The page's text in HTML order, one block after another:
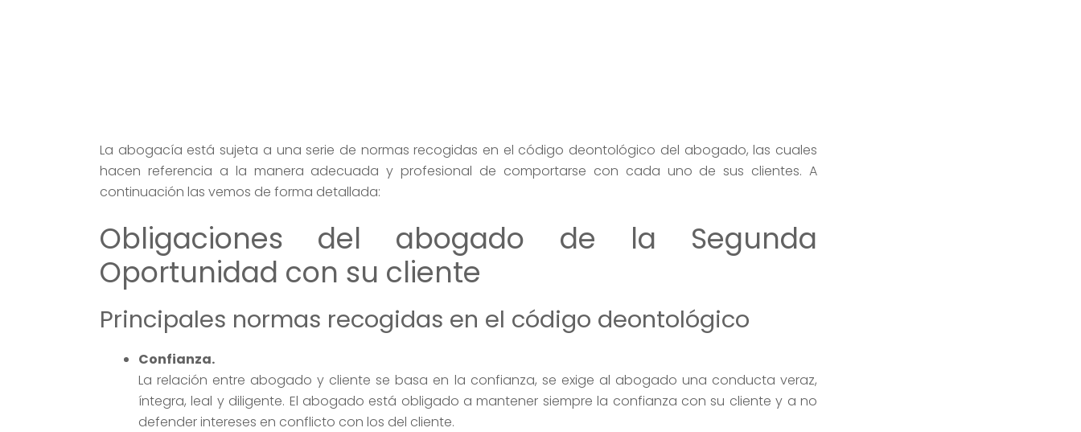
La abogacía está sujeta a una serie de normas recogidas en el código deontológico del abogado, las cuales
hacen referencia a la manera adecuada y profesional de comportarse con cada uno de sus clientes. A
continuación las vemos de forma detallada:
Obligaciones del abogado de la Segunda
Oportunidad con su cliente
Principales normas recogidas en el código deontológico
Confianza.
La relación entre abogado y cliente se basa en la confianza, se exige al abogado una conducta veraz,
íntegra, leal y diligente. El abogado está obligado a mantener siempre la confianza con su cliente y a no
defender intereses en conflicto con los del cliente.